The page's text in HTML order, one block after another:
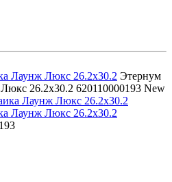
Лаунж Люкс 26.2x30.2 Этернум
26.2x30.2 620110000193 New
Лаунж Люкс 26.2x30.2